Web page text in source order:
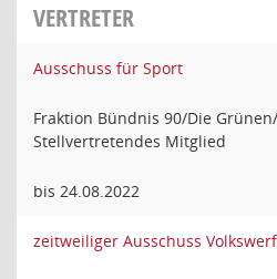
VERTRETER
Ausschuss für Sport
Fraktion Bündnis 90/Die
Stellvertretendes Mitglied
bis 24.08.2022
zeitweiliger Ausschuss